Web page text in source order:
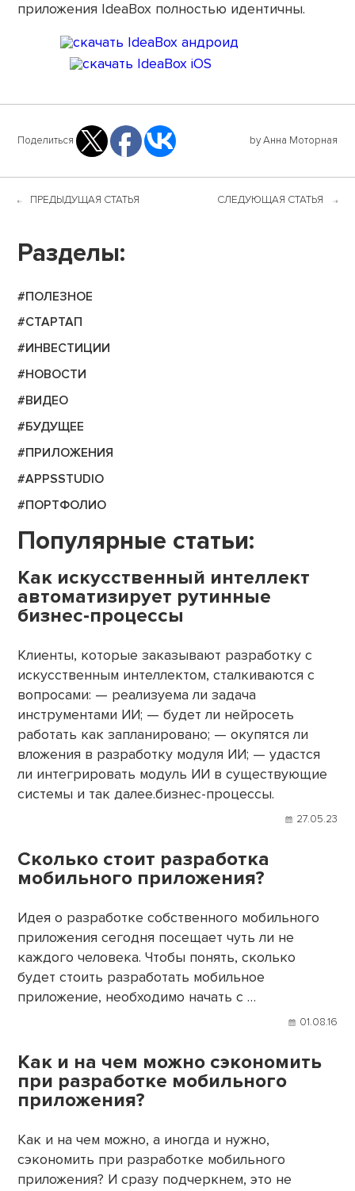
приложения IdeaBox полностью идентичны.
Поделиться by Анна Моторная
ПРЕДЫДУЩАЯ СТАТЬЯ СЛЕДУЮЩАЯ СТАТЬЯ
Разделы:
#ПОЛЕЗНОЕ
#СТАРТАП
#ИНВЕСТИЦИИ
#НОВОСТИ
#ВИДЕО
#БУДУЩЕЕ
#ПРИЛОЖЕНИЯ
#APPSSTUDIO
#ПОРТФОЛИО
Популярные статьи:
Как искусственный интеллект
автоматизирует рутинные
бизнес-процессы
Клиенты, которые заказывают разработку с
искусственным интеллектом, сталкиваются с
вопросами: — реализуема ли задача
инструментами ИИ; — будет ли нейросеть
работать как запланировано; — окупятся ли
вложения в разработку модуля ИИ; — удастся
ли интегрировать модуль ИИ в существующие
системы и так далее.бизнес-процессы.
27.05.23
Сколько стоит разработка
мобильного приложения?
Идея о разработке собственного мобильного
приложения сегодня посещает чуть ли не
каждого человека. Чтобы понять, сколько
будет стоить разработать мобильное
приложение, необходимо начать с …
01.08.16
Как и на чем можно сэкономить
при разработке мобильного
приложения?
Как и на чем можно, а иногда и нужно,
сэкономить при разработке мобильного
приложения? И сразу подчеркнем, это не